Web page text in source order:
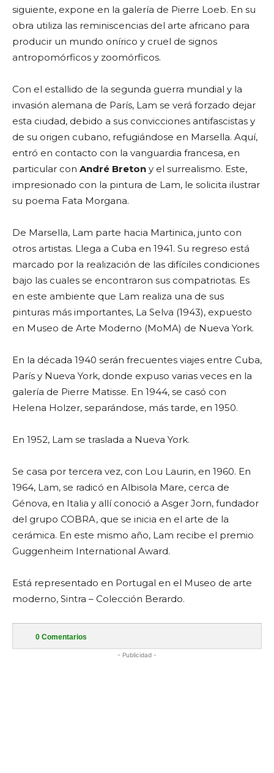
siguiente, expone en la galería de Pierre Loeb. En su
obra utiliza las reminiscencias del arte africano para
producir un mundo onírico y cruel de signos
antropomórficos y zoomórficos.
Con el estallido de la segunda guerra mundial y la
invasión alemana de París, Lam se verá forzado dejar
esta ciudad, debido a sus convicciones antifascistas y
de su origen cubano, refugiándose en Marsella. Aquí,
entró en contacto con la vanguardia francesa, en
particular con André Breton y el surrealismo. Este,
impresionado con la pintura de Lam, le solicita ilustrar
su poema Fata Morgana.
De Marsella, Lam parte hacia Martinica, junto con
otros artistas. Llega a Cuba en 1941. Su regreso está
marcado por la realización de las difíciles condiciones
bajo las cuales se encontraron sus compatriotas. Es
en este ambiente que Lam realiza una de sus
pinturas más importantes, La Selva (1943), expuesto
en Museo de Arte Moderno (MoMA) de Nueva York.
En la década 1940 serán frecuentes viajes entre Cuba,
París y Nueva York, donde expuso varias veces en la
galería de Pierre Matisse. En 1944, se casó con
Helena Holzer, separándose, más tarde, en 1950.
En 1952, Lam se traslada a Nueva York.
Se casa por tercera vez, con Lou Laurin, en 1960. En
1964, Lam, se radicó en Albisola Mare, cerca de
Génova, en Italia y allí conoció a Asger Jorn, fundador
del grupo COBRA, que se inicia en el arte de la
cerámica. En este mismo año, Lam recibe el premio
Guggenheim International Award.
Está representado en Portugal en el Museo de arte
moderno, Sintra – Colección Berardo.
0 Comentarios
- Publicidad -